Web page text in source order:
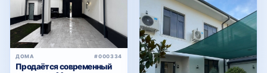
ДОМА #000334
Продаётся современный